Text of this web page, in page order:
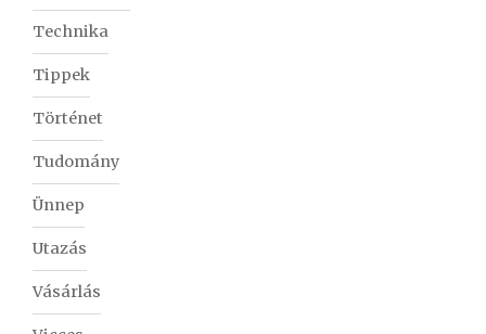
Technika
Tippek
Történet
Tudomány
Ünnep
Utazás
Vásárlás